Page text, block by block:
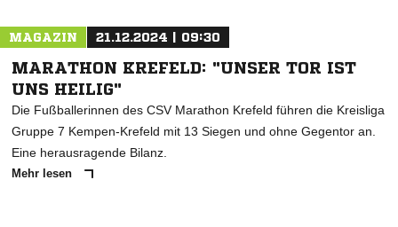
MAGAZIN 21.12.2024 | 09:30
MARATHON KREFELD: "UNSER TOR IST
UNS HEILIG"
Die Fußballerinnen des CSV Marathon Krefeld führen die Kreisliga
Gruppe 7 Kempen-Krefeld mit 13 Siegen und ohne Gegentor an.
Eine herausragende Bilanz.
Mehr lesen